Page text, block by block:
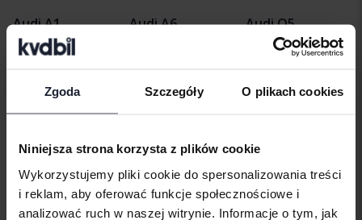
Zgoda Szczegóły O plikach cookies
Niniejsza strona korzysta z plików cookie
Wykorzystujemy pliki cookie do spersonalizowania treści
i reklam, aby oferować funkcje społecznościowe i
analizować ruch w naszej witrynie. Informacje o tym, jak
Audi A1
Audi A2
Audi A3
Audi A4
Audi A5
Audi A6
Audi Q2
Audi Q4 e-tron
Audi Q5
Audi Q7
Audi R8